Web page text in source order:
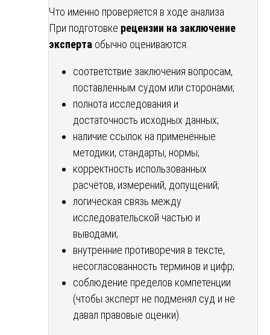
Что именно проверяется в ходе анализа
При подготовке рецензии на заключение
эксперта обычно оцениваются:
соответствие заключения вопросам,
поставленным судом или сторонами;
полнота исследования и
достаточность исходных данных;
наличие ссылок на применённые
методики, стандарты, нормы;
корректность использованных
расчётов, измерений, допущений;
логическая связь между
исследовательской частью и
выводами;
внутренние противоречия в тексте,
несогласованность терминов и цифр;
соблюдение пределов компетенции
(чтобы эксперт не подменял суд и не
давал правовые оценки).